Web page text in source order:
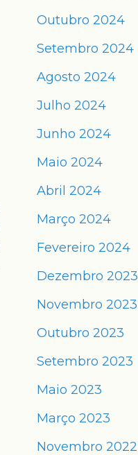
Outubro 2024
Setembro 2024
Agosto 2024
Julho 2024
Junho 2024
Maio 2024
Abril 2024
Março 2024
Fevereiro 2024
Dezembro 2023
Novembro 2023
Outubro 2023
Setembro 2023
Maio 2023
Março 2023
Novembro 2022